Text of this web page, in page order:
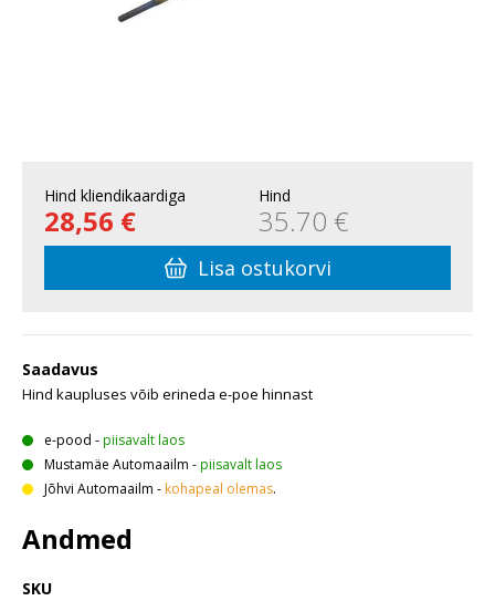
Hind kliendikaardiga
28,56 €
Hind
35.70 €
Lisa ostukorvi
Saadavus
Hind kaupluses võib erineda e-poe hinnast
e-pood -piisavalt laos
Mustamäe Automaailm -piisavalt laos
Jõhvi Automaailm - kohapeal olemas.
Andmed
SKU